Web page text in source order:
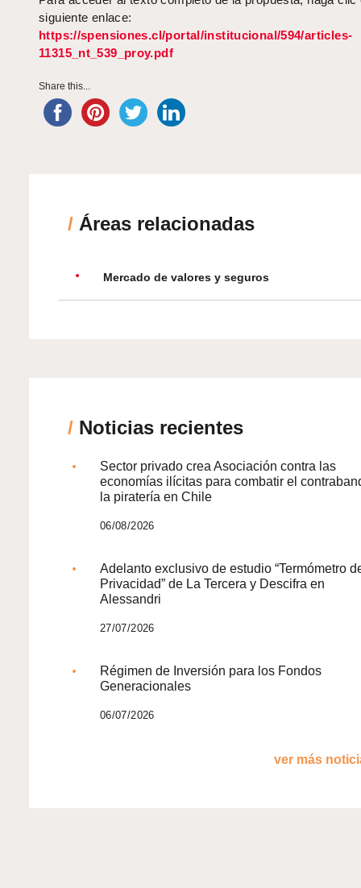
siguiente enlace:
https://spensiones.cl/portal/institucional/594/articles-
11315_nt_539_proy.pdf
Share this...
/ Áreas relacionadas
Mercado de valores y seguros
/ Noticias recientes
Sector privado crea Asociación contra las
economías ilícitas para combatir el
la piratería en Chile
06/08/2026
Adelanto exclusivo de estudio “Termómetro
Privacidad” de La Tercera y Descifra en
Alessandri
27/07/2026
Régimen de Inversión para los Fondos
Generacionales
06/07/2026
ver más